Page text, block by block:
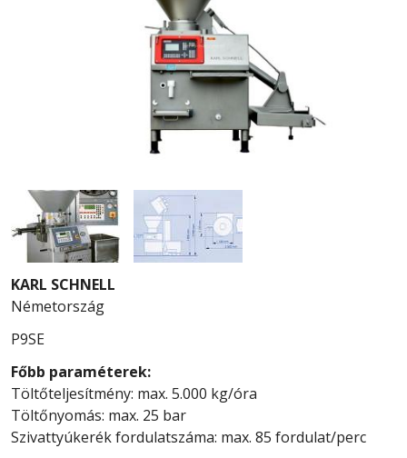
KARL SCHNELL
Németország
P9SE
Főbb paraméterek:
Töltőteljesítmény: max. 5.000 kg/óra
Töltőnyomás: max. 25 bar
Szivattyúkerék fordulatszáma: max. 85 fordulat/perc